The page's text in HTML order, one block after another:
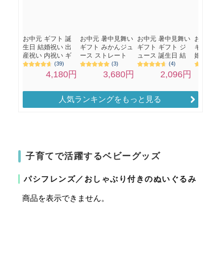
人気ランキングをもっと見る
子育てで活躍するベビーグッズ
パシフレンズ／おしゃぶり付きのぬいぐるみ